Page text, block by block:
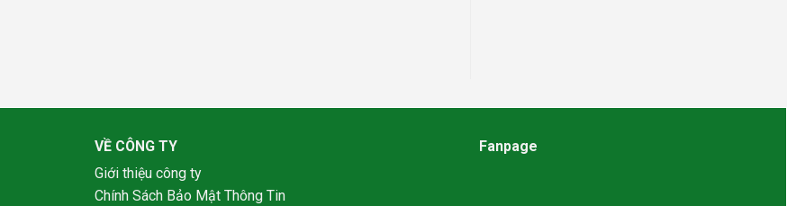
VỀ CÔNG TY
Giới thiệu công ty
Chính Sách Bảo Mật Thông Tin
Fanpage